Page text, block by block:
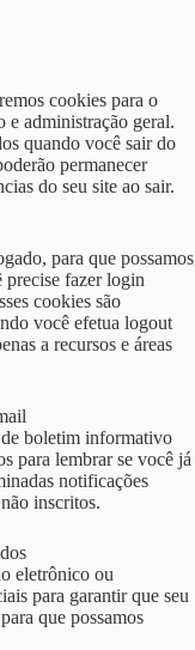
cookies para o
e administração geral.
quando você sair do
permanecer
do seu site ao sair.
para que possamos
precise fazer login
cookies são
você efetua logout
a recursos e áreas
de boletim informativo
​​para lembrar se você já
notificações
inscritos.
eletrônico ou
para garantir que seu
que possamos